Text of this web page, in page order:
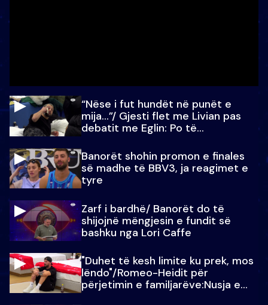
“Nëse i fut hundët në punët e
mija…”/ Gjesti flet me Livian pas
debatit me Eglin: Po të
Banorët shohin promon e finales
së madhe të BBV3, ja reagimet e
tyre
Zarf i bardhë/ Banorët do të
shijojnë mëngjesin e fundit së
bashku nga Lori Caffe
"Duhet të kesh limite ku prek, mos
lëndo"/Romeo-Heidit për
përjetimin e familjarëve:Nusja e